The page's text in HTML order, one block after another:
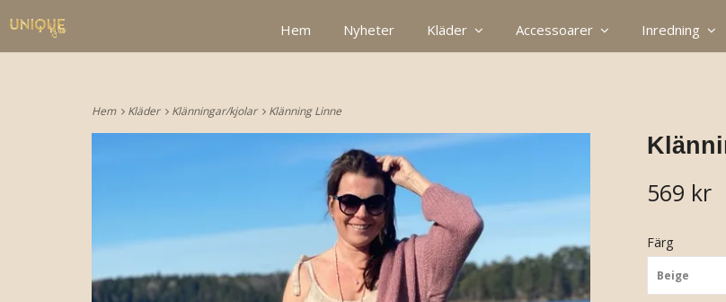
Hem Kläder Klänningar/kjolar Klänning Linne
569 kr
Färg
Beige
Hem Nyheter Kläder Accessoarer Inredning